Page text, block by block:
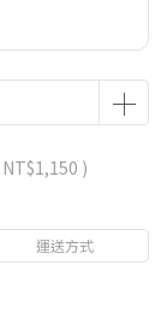
NT$1,150 )
運送方式